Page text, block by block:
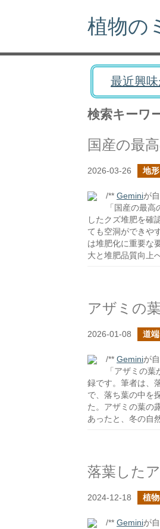
植物の
最近興
検索キーワ
国産の最
2026-03-26 地
/** Geminiが
「国産の最
したクズ堆肥を確
ても空洞ができや
は堆肥化に重要な
大と堆肥品質向上
アザミの
2026-01-08 道端
/** Geminiが
「アザミの
録です。筆者は、
で、落ち葉の中を
た。アザミの葉の
あったと、冬の自
落葉した
2024-12-18 植
/** Geminiが